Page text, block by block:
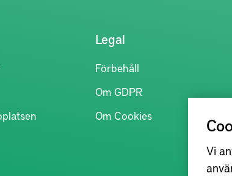
Vi
Legal
Förbehåll
Om GDPR
Om Cookies